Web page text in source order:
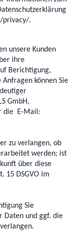
privacy/.
unsere Kunden
ihre
Berichtigung,
Anfragen können Sie
GmbH,
die E-Mail:
zu verlangen, ob
werden; ist
über diese
15 DSGVO im
Sie
Daten und ggf. die